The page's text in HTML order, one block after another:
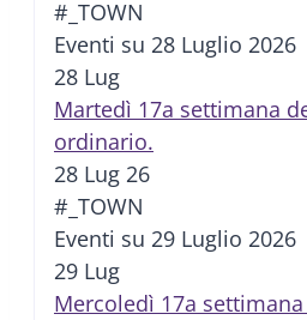
#_TOWN
Eventi su 28 Luglio 2026
28 Lug
Martedì 17a settimana
ordinario.
28 Lug 26
#_TOWN
Eventi su 29 Luglio 2026
29 Lug
Mercoledì 17a